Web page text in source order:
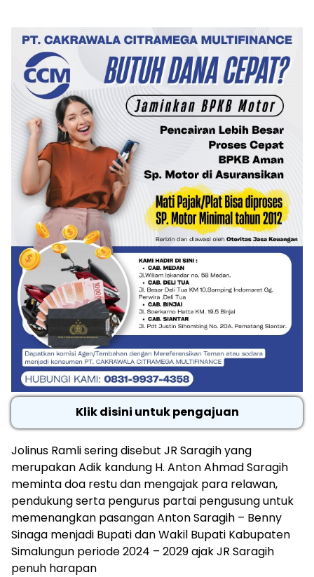
Klik disini untuk pengajuan
Jolinus Ramli sering disebut JR Saragih yang
merupakan Adik kandung H. Anton Ahmad Saragih
meminta doa restu dan mengajak para relawan,
pendukung serta pengurus partai pengusung untuk
memenangkan pasangan Anton Saragih – Benny
Sinaga menjadi Bupati dan Wakil Bupati Kabupaten
Simalungun periode 2024 – 2029 ajak JR Saragih
penuh harapan